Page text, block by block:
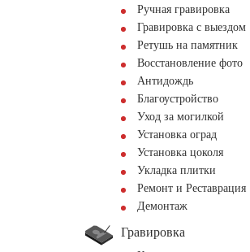
Ручная гравировка
Гравировка с выездом
Ретушь на памятник
Восстановление фото
Антидождь
Благоустройство
Уход за могилкой
Установка оград
Установка цоколя
Укладка плитки
Ремонт и Реставрация
Демонтаж
Гравировка